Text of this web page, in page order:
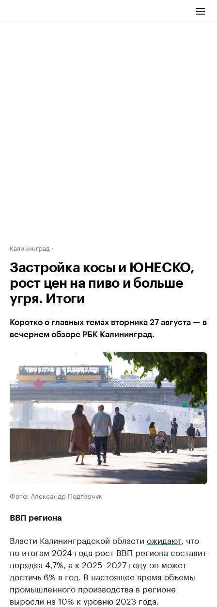
Калининград
Застройка косы и ЮНЕСКО,
рост цен на пиво и больше
угря. Итоги
Коротко о главных темах вторника 27 августа — в
вечернем обзоре РБК Калининград.
Фото: Александр Подгорчук
ВВП региона
Власти Калининградской области ожидают, что
по итогам 2024 года рост ВВП региона составит
порядка 4,7%, а к 2025–2027 году он может
достичь 6% в год. В настоящее время объемы
промышленного производства в регионе
выросли на 10% к уровню 2023 года.